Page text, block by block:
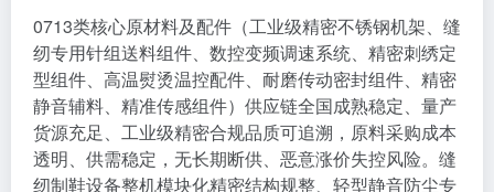
0713类核心原材料及配件（工业级精密不锈钢机架、缝
纫专用针组送料组件、数控变频调速系统、精密刺绣定
型组件、高温熨烫温控配件、耐磨传动密封组件、精密
静音辅料、精准传感组件）供应链全国成熟稳定、量产
货源充足、工业级精密合规品质可追溯，原料采购成本
透明、供需稳定，无长期断供、恶意涨价失控风险。缝
纫制鞋设备整机模块化精密结构规整、轻型静音防尘专